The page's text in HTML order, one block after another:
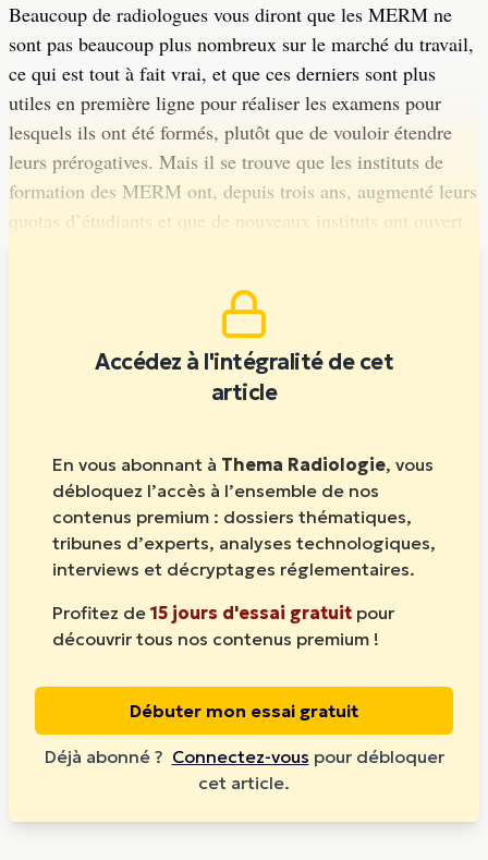
Beaucoup de radiologues vous diront que les MERM ne
sont pas beaucoup plus nombreux sur le marché du travail,
ce qui est tout à fait vrai, et que ces derniers sont plus
utiles en première ligne pour réaliser les examens pour
lesquels ils ont été formés, plutôt que de vouloir étendre
leurs prérogatives. Mais il se trouve que les instituts de
formation des MERM ont, depuis trois ans, augmenté leurs
quotas d’étudiants et que de nouveaux instituts ont ouvert
Accédez à l'intégralité de cet
article
En vous abonnant à Thema Radiologie, vous
débloquez l’accès à l’ensemble de nos
contenus premium : dossiers thématiques,
tribunes d’experts, analyses technologiques,
interviews et décryptages réglementaires.
Profitez de 15 jours d'essai gratuit pour
découvrir tous nos contenus premium !
Débuter mon essai gratuit
Déjà abonné ? Connectez-vous pour débloquer
cet article.